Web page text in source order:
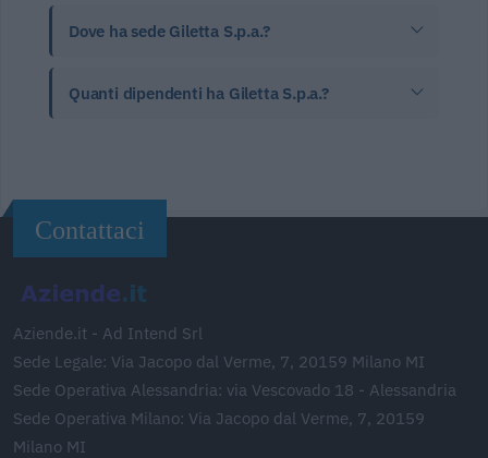
Dove ha sede Giletta S.p.a.?
Quanti dipendenti ha Giletta S.p.a.?
Contattaci
Aziende.it - Ad Intend Srl
Sede Legale: Via Jacopo dal Verme, 7, 20159 Milano MI
Sede Operativa Alessandria: via Vescovado 18 - Alessandria
Sede Operativa Milano: Via Jacopo dal Verme, 7, 20159
Milano MI